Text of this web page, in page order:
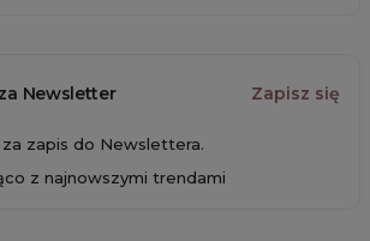
Newsletter Zapisz się
za zapis do Newslettera.
z najnowszymi trendami